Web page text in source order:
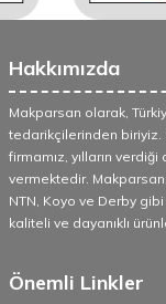
Hakkımızda
Makparsan olarak,
tedarikçilerinden
firmamız, yılların
vermektedir.
NTN, Koyo ve Derby
kaliteli ve dayanıklı
Önemli Linkler